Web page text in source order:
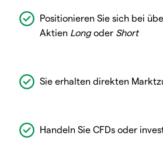
Positionieren Sie sich bei
Aktien Longoder Short
Sie erhalten direkten
Handeln Sie CFDs oder